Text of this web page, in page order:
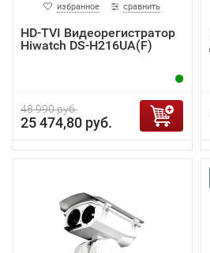
избранное сравнить
HD-TVI Видеорегистратор
Hiwatch DS-H216UA(F)
48 990 руб.
25 474,80 руб.